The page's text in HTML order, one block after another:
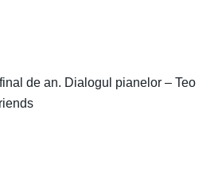
de an. Dialogul pianelor – Teo